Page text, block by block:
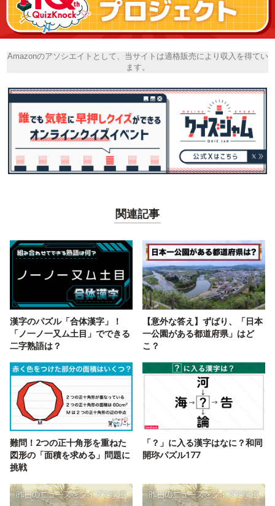
Amazonのアソシエイトとして、当サイトは適格販売により収入を得てい
ます。
関連記事
漢字のパズル「合体漢字」！
「ノ一ノ一又ム土目」でできる
二字熟語は？
【意外な答え】ずばり、「日本
一公園がある都道府県」はど
こ？
難問！2つの正十角形を重ねた
図形の「面積を求める」問題に
挑戦
「？」に入る漢字はなに？和同
開珎パズル177